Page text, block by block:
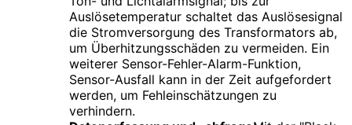
Auslösetemperatur schaltet das Auslösesignal
die Stromversorgung des Transformators ab,
um Überhitzungsschäden zu vermeiden. Ein
weiterer Sensor-Fehler-Alarm-Funktion,
Sensor-Ausfall kann in der Zeit aufgefordert
werden, um Fehleinschätzungen zu
verhindern.